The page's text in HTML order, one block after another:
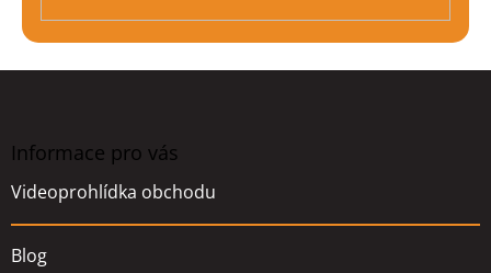
Informace pro vás
Videoprohlídka obchodu
Blog